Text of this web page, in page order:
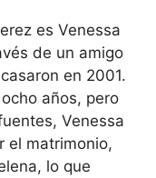
es Venessa
de un amigo
en 2001.
años, pero
Venessa
el matrimonio,
lo que